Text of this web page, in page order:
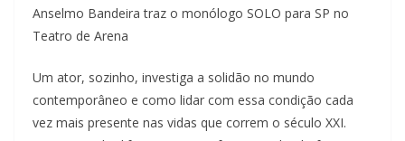
Anselmo Bandeira traz o monólogo SOLO para SP no
Teatro de Arena
Um ator, sozinho, investiga a solidão no mundo
contemporâneo e como lidar com essa condição cada
vez mais presente nas vidas que correm o século XXI.